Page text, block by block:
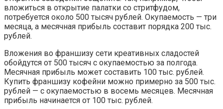
вложиться в открытие палатки со стритфудом,
потребуется около 500 тысяч рублей. Окупаемость — три
месяца, а месячная прибыль составит порядка 200 тыс.
рублей.
Вложения во франшизу сети креативных сладостей
обойдутся от 500 тысяч с окупаемостью за полгода.
Месячная прибыль может составить 100 тыс. рублей.
Купить франшизу кофейни можно примерно за 500 тыс.
рублей — с окупаемостью в восемь месяцев. Месячная
прибыль начинается от 100 тыс. рублей.